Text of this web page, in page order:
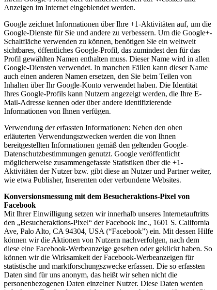
Anzeigen im Internet eingeblendet werden.
Google zeichnet Informationen über Ihre +1-Aktivitäten auf, um die
Google-Dienste für Sie und andere zu verbessern. Um die Google+-
Schaltfläche verwenden zu können, benötigen Sie ein weltweit
sichtbares, öffentliches Google-Profil, das zumindest den für das
Profil gewählten Namen enthalten muss. Dieser Name wird in allen
Google-Diensten verwendet. In manchen Fällen kann dieser Name
auch einen anderen Namen ersetzen, den Sie beim Teilen von
Inhalten über Ihr Google-Konto verwendet haben. Die Identität
Ihres Google-Profils kann Nutzern angezeigt werden, die Ihre E-
Mail-Adresse kennen oder über andere identifizierende
Informationen von Ihnen verfügen.
Verwendung der erfassten Informationen: Neben den oben
erläuterten Verwendungszwecken werden die von Ihnen
bereitgestellten Informationen gemäß den geltenden Google-
Datenschutzbestimmungen genutzt. Google veröffentlicht
möglicherweise zusammengefasste Statistiken über die +1-
Aktivitäten der Nutzer bzw. gibt diese an Nutzer und Partner weiter,
wie etwa Publisher, Inserenten oder verbundene Websites.
Konversionsmessung mit dem Besucheraktions-Pixel von
Facebook
Mit Ihrer Einwilligung setzen wir innerhalb unseres Internetauftritts
den „Besucheraktions-Pixel“ der Facebook Inc., 1601 S. California
Ave, Palo Alto, CA 94304, USA (“Facebook”) ein. Mit dessen Hilfe
können wir die Aktionen von Nutzern nachverfolgen, nach dem
diese eine Facebook-Werbeanzeige gesehen oder geklickt haben. So
können wir die Wirksamkeit der Facebook-Werbeanzeigen für
statistische und marktforschungszwecke erfassen. Die so erfassten
Daten sind für uns anonym, das heißt wir sehen nicht die
personenbezogenen Daten einzelner Nutzer. Diese Daten werden